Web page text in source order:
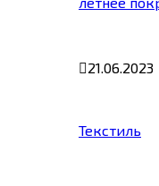
21.06.2023
Текстиль